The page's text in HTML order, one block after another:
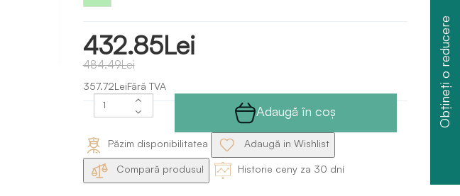
432.85Lei
484.49Lei
357.72LeiFără TVA
Adaugă în coş
Păzim disponibilitatea Adaugă in Wishlist
Compară produsul Historie ceny za 30 dní
Obțineți o reducere